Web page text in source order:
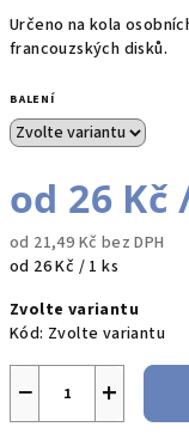
Určeno na kola
francouzských disků.
BALENÍ
od 26 Kč
od 21,49 Kč bez DPH
Měrná
od 26 Kč / 1 ks
Zvolte variantu
Kód: Zvolte variantu
+
−